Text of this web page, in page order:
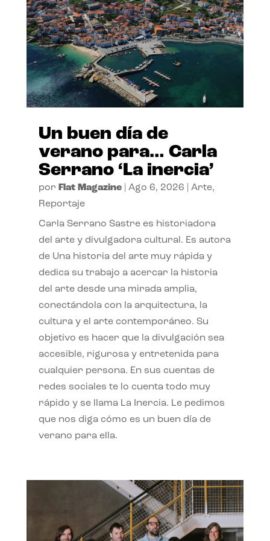
Un buen día de
verano para… Carla
Serrano ‘La inercia’
por Flat Magazine| Ago 6, 2026 Arte,
Reportaje
Carla Serrano Sastre es historiadora
del arte y divulgadora cultural. Es autora
de Una historia del arte muy rápida y
dedica su trabajo a acercar la historia
del arte desde una mirada amplia,
conectándola con la arquitectura, la
cultura y el arte contemporáneo. Su
objetivo es hacer que la divulgación sea
accesible, rigurosa y entretenida para
cualquier persona. En sus cuentas de
redes sociales te lo cuenta todo muy
rápido y se llama La Inercia. Le pedimos
que nos diga cómo es un buen día de
verano para ella.